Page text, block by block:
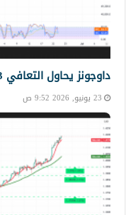
داوجونز يحاول التعافي 23-6-2026
23 يونيو, 2026 9:52 ص